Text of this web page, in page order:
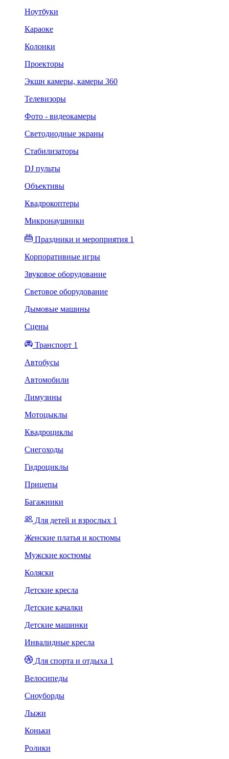
Ноутбуки
Караоке
Колонки
Проекторы
Экшн камеры, камеры 360
Телевизоры
Фото - видеокамеры
Светодиодные экраны
Стабилизаторы
DJ пульты
Объективы
Квадрокоптеры
Микронаушники
Праздники и мероприятия 1
Корпоративные игры
Звуковое оборудование
Световое оборудование
Дымовые машины
Сцены
Транспорт 1
Автобусы
Автомобили
Лимузины
Мотоцыклы
Квадроциклы
Снегоходы
Гидроциклы
Прицепы
Багажники
Для детей и взрослых 1
Женские платья и костюмы
Мужские костюмы
Коляски
Детские кресла
Детские качалки
Детские машинки
Инвалидные кресла
Для спорта и отдыха 1
Велосипеды
Сноуборды
Лыжи
Коньки
Ролики